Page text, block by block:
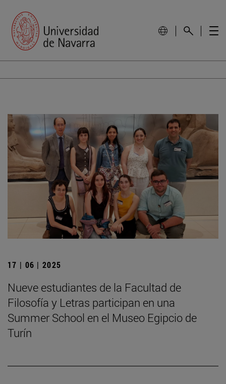
17 | 06 | 2025
Nueve estudiantes de la Facultad de
Filosofía y Letras participan en una
Summer School en el Museo Egipcio de
Turín